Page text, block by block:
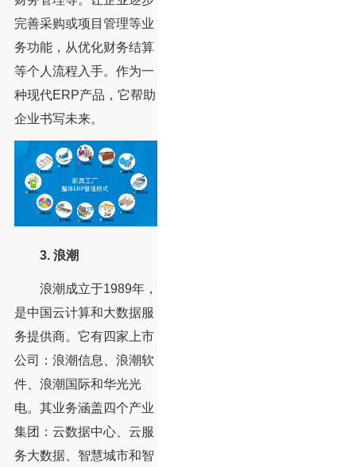
完善采购或项目管理等业
务功能，从优化财务结算
等个人流程入手。作为一
种现代ERP产品，它帮助
企业书写未来。
3. 浪潮
浪潮成立于1989年，
是中国云计算和大数据服
务提供商。它有四家上市
公司：浪潮信息、浪潮软
件、浪潮国际和华光光
电。其业务涵盖四个产业
集团：云数据中心、云服
务大数据、智慧城市和智